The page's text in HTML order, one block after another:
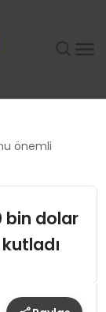
önemli
bin dolar